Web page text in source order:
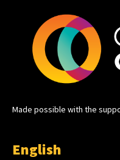
Made possible with the
English